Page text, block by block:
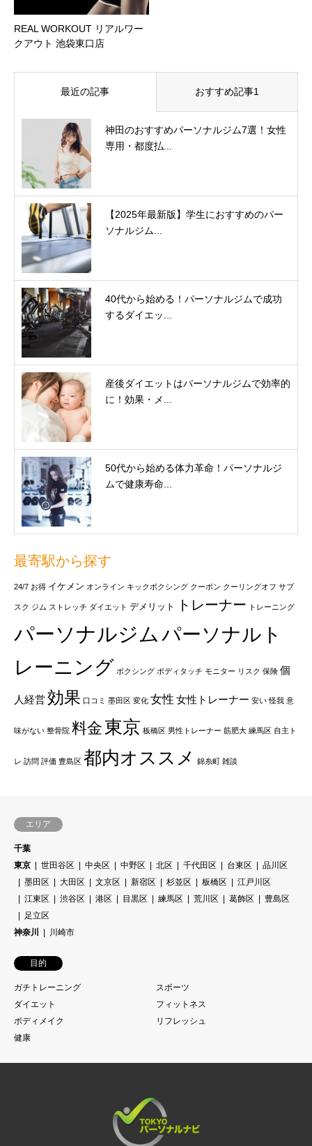
REAL WORKOUT リアルワー
クアウト 池袋東口店
最近の記事 おすすめ記事1
神田のおすすめパーソナルジム7選！女性
専用・都度払...
【2025年最新版】学生におすすめのパー
ソナルジム...
40代から始める！パーソナルジムで成功
するダイエッ...
産後ダイエットはパーソナルジムで効率的
に！効果・メ...
50代から始める体力革命！パーソナルジ
ムで健康寿命...
最寄駅から探す
24/7 お得 イケメン オンライン キックボクシング クーポン クーリングオフ サブ
スク ジム ストレッチ ダイエット デメリット トレーナー トレーニング
パーソナルジム パーソナルト
レーニング ボクシング ボディタッチ モニター リスク 保険 個
人経営効果 口コミ 墨田区 変化 女性 女性トレーナー 安い 怪我 意
味がない 整骨院 料金 東京 板橋区 男性トレーナー 筋肥大 練馬区 自主ト
レ 訪問 評価 豊島区 都内オススメ 錦糸町 雑談
エリア
千葉
東京
世田谷区 中央区 中野区 北区 千代田区 台東区
品川区
墨田区
大田区 文京区 新宿区 杉並区 板橋区
江戸川区
江東区
渋谷区 港区 目黒区 練馬区 荒川区 葛飾区
豊島区
足立区
神奈川
川崎市
目的
ガチトレーニング
スポーツ
ダイエット
フィットネス
ボディメイク
リフレッシュ
健康